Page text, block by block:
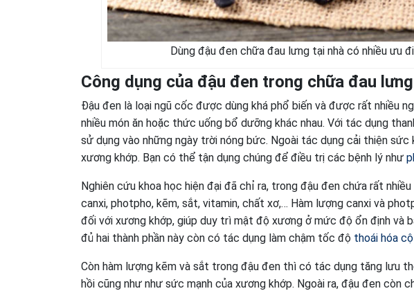
Dùng đậu đen chữa đau lưng tại nhà có nhiều ưu
Công dụng của đậu đen trong chữa đau lưng
Đậu đen là loại ngũ cốc được dùng khá phổ biến và được rất nhiều
nhiều món ăn hoặc thức uống bổ dưỡng khác nhau. Với tác dụng
sử dụng vào những ngày trời nóng bức. Ngoài tác dụng cải thiện
xương khớp. Bạn có thể tận dụng chúng để điều trị các bệnh lý như
Nghiên cứu khoa học hiện đại đã chỉ ra, trong đậu đen chứa rất
canxi, photpho, kẽm, sắt, vitamin, chất xơ,… Hàm lượng canxi và
đối với xương khớp, giúp duy trì mật độ xương ở mức độ ổn định và
đủ hai thành phần này còn có tác dụng làm chậm tốc độ thoái hóa
Còn hàm lượng kẽm và sắt trong đậu đen thì có tác dụng tăng lưu
hồi cũng như như sức mạnh của xương khớp. Ngoài ra, đậu đen còn